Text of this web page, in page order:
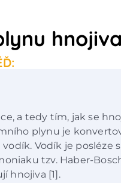
a tedy tím, jak se
plynu je
Vodík je
tzv. Haber-
hnojiva [1].